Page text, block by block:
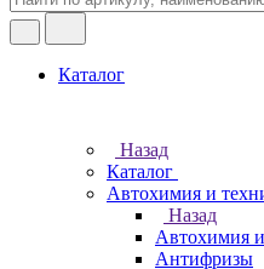
Каталог
Назад
Каталог
Автохимия и
Назад
Автохимия
Антифризы